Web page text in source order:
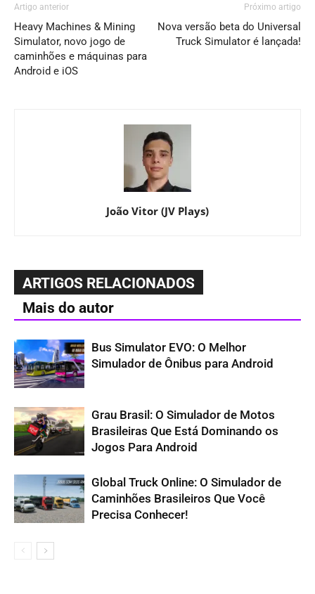
Artigo anterior
Heavy Machines & Mining
Simulator, novo jogo de
caminhões e máquinas para
Android e iOS
Próximo artigo
Nova versão beta do Universal
Truck Simulator é lançada!
João Vitor (JV Plays)
ARTIGOS RELACIONADOS
Mais do autor
Bus Simulator EVO: O Melhor
Simulador de Ônibus para Android
Grau Brasil: O Simulador de Motos
Brasileiras Que Está Dominando os
Jogos Para Android
Global Truck Online: O Simulador de
Caminhões Brasileiros Que Você
Precisa Conhecer!